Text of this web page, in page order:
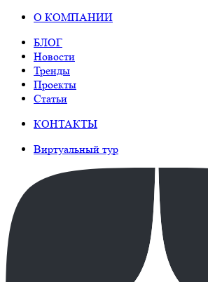
О КОМПАНИИ
БЛОГ
Новости
Тренды
Проекты
Статьи
КОНТАКТЫ
Виртуальный тур